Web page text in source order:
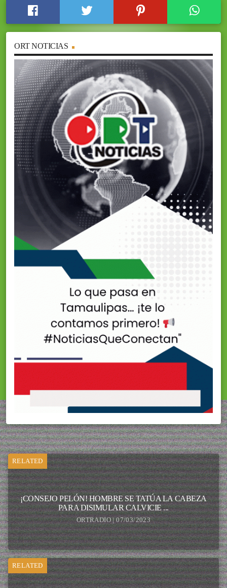
ORT NOTICIAS
RELATED
¡CONSEJO PELÓN! HOMBRE SE TATÚA LA CABEZA
PARA DISIMULAR CALVICIE ...
ORTRADIO | 07/03/2023
RELATED